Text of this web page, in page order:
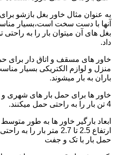
به عنوان مثال خاور بغل بازشو
آنها با دست سخت است،بسیار
بغل های آن میتوان بار را به
داد.
خاور های مسقف و اتاق دار برای
منزل و لوازم الکتریکی بسیار
باران به بار میشوند.
خاور ها برای حمل بار های شهری
4 تن بار را به راحتی حمل میکنند.
ارتفاع 2.5 تا 2.7 متر بار را به راحتی میتوان روی آنها قرار داد.
حمل بار با تک و جفت